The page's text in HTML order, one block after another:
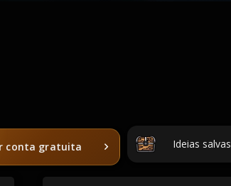
conta gratuita Ideias salvas